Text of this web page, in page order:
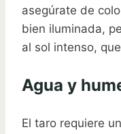
asegúrate de
bien iluminada,
al sol intenso,
Agua y
El taro requiere